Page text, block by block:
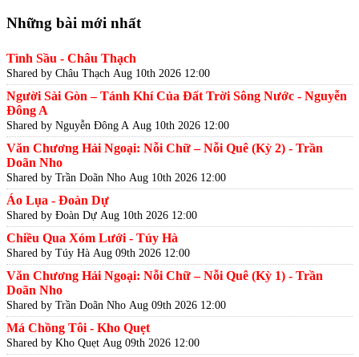
Những bài mới nhất
Tình Sầu - Châu Thạch
Shared by Châu Thạch Aug 10th 2026 12:00
Người Sài Gòn – Tánh Khí Của Đất Trời Sông Nước - Nguyễn
Đông A
Shared by Nguyễn Đông A Aug 10th 2026 12:00
Văn Chương Hải Ngoại: Nỗi Chữ – Nỗi Quê (Kỳ 2) - Trần
Doãn Nho
Shared by Trần Doãn Nho Aug 10th 2026 12:00
Áo Lụa - Đoàn Dự
Shared by Đoàn Dự Aug 10th 2026 12:00
Chiều Qua Xóm Lưới - Túy Hà
Shared by Túy Hà Aug 09th 2026 12:00
Văn Chương Hải Ngoại: Nỗi Chữ – Nỗi Quê (Kỳ 1) - Trần
Doãn Nho
Shared by Trần Doãn Nho Aug 09th 2026 12:00
Má Chồng Tôi - Kho Quẹt
Shared by Kho Quẹt Aug 09th 2026 12:00